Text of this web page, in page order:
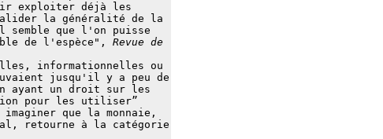
exploiter déjà les
la généralité de la
que l'on puisse
de l'espèce", Revue de
informationnelles ou
jusqu'il y a peu de
ayant un droit sur les
pour les utiliser”
que la monnaie,
retourne à la catégorie